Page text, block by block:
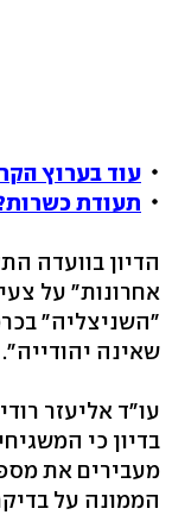
עוד בערוץ
תעודת
הדיון בוועדה
אחרונות" על
"השניצליה"
שאינה יהודייה".
עו"ד אליעזר
בדיון כי
מעבירים את
הממונה על